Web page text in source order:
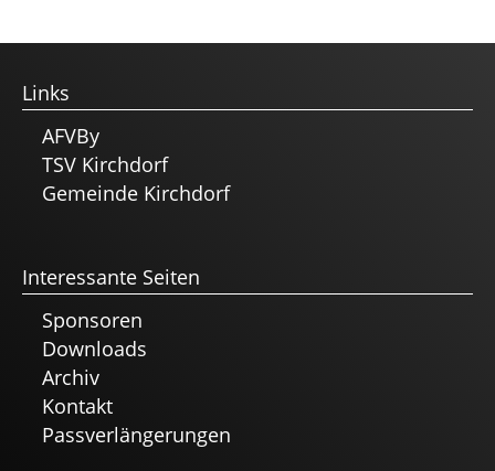
Links
AFVBy
TSV Kirchdorf
Gemeinde Kirchdorf
Interessante Seiten
Sponsoren
Downloads
Archiv
Kontakt
Passverlängerungen